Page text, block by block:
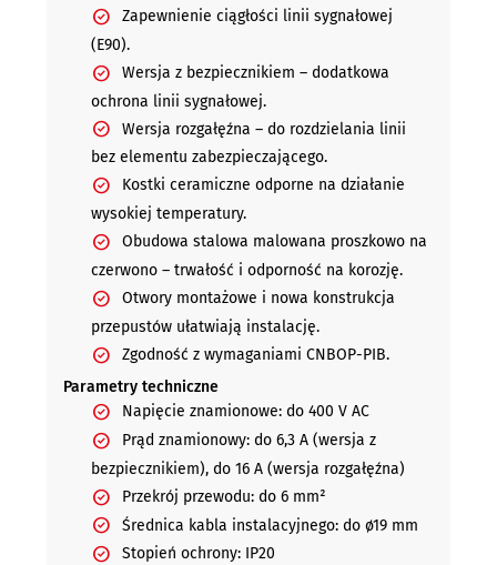
Zapewnienie ciągłości linii sygnałowej
(E90).
Wersja z bezpiecznikiem – dodatkowa
ochrona linii sygnałowej.
Wersja rozgałęźna – do rozdzielania linii
bez elementu zabezpieczającego.
Kostki ceramiczne odporne na działanie
wysokiej temperatury.
Obudowa stalowa malowana proszkowo na
czerwono – trwałość i odporność na korozję.
Otwory montażowe i nowa konstrukcja
przepustów ułatwiają instalację.
Zgodność z wymaganiami CNBOP-PIB.
Parametry techniczne
Napięcie znamionowe:do 400 V AC
Prąd znamionowy:do 6,3 A (wersja z
bezpiecznikiem), do 16 A (wersja rozgałęźna)
Przekrój przewodu:do 6 mm²
Średnica kabla instalacyjnego:do ø19 mm
Stopień ochrony:IP20